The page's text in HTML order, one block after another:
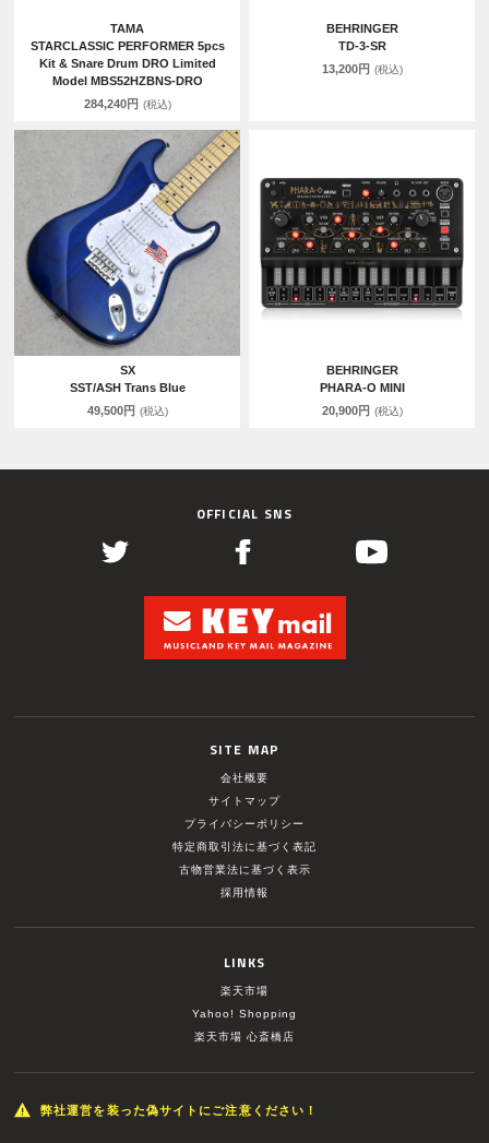
TAMA
STARCLASSIC PERFORMER 5pcs
Kit & Snare Drum DRO Limited
Model MBS52HZBNS-DRO
284,240円 (税込)
BEHRINGER
TD-3-SR
13,200円 (税込)
SX
SST/ASH Trans Blue
49,500円 (税込)
BEHRINGER
PHARA-O MINI
20,900円 (税込)
OFFICIAL SNS
SITE MAP
会社概要
サイトマップ
プライバシーポリシー
特定商取引法に基づく表記
古物営業法に基づく表示
採用情報
LINKS
楽天市場
Yahoo! Shopping
楽天市場 心斎橋店
弊社運営を装った偽サイトにご注意ください！